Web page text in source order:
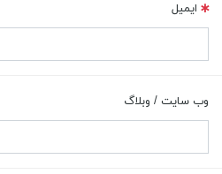
ایمیل
وب سایت / وبلاگ